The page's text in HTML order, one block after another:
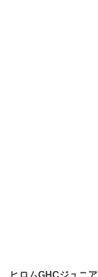
ヒロムGHCジュニ